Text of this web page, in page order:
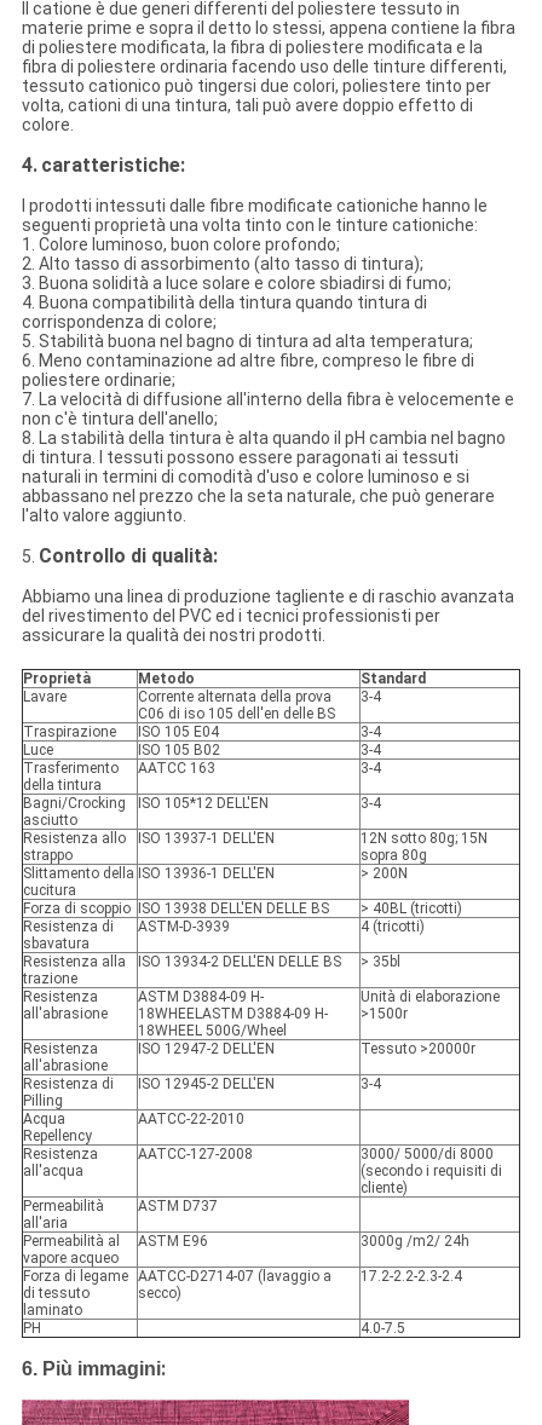
Il catione è due generi differenti del poliestere tessuto in
materie prime e sopra il detto lo stessi, appena contiene la fibra
di poliestere modificata, la fibra di poliestere modificata e la
fibra di poliestere ordinaria facendo uso delle tinture differenti,
tessuto cationico può tingersi due colori, poliestere tinto per
volta, cationi di una tintura, tali può avere doppio effetto di
colore.
4. caratteristiche:
I prodotti intessuti dalle fibre modificate cationiche hanno le
seguenti proprietà una volta tinto con le tinture cationiche:
1. Colore luminoso, buon colore profondo;
2. Alto tasso di assorbimento (alto tasso di tintura);
3. Buona solidità a luce solare e colore sbiadirsi di fumo;
4. Buona compatibilità della tintura quando tintura di
corrispondenza di colore;
5. Stabilità buona nel bagno di tintura ad alta temperatura;
6. Meno contaminazione ad altre fibre, compreso le fibre di
poliestere ordinarie;
7. La velocità di diffusione all'interno della fibra è velocemente e
non c'è tintura dell'anello;
8. La stabilità della tintura è alta quando il pH cambia nel bagno
di tintura. I tessuti possono essere paragonati ai tessuti
naturali in termini di comodità d'uso e colore luminoso e si
abbassano nel prezzo che la seta naturale, che può generare
l'alto valore aggiunto.
5. Controllo di qualità:
Abbiamo una linea di produzione tagliente e di raschio avanzata
del rivestimento del PVC ed i tecnici professionisti per
assicurare la qualità dei nostri prodotti.
Proprietà Metodo
Standard
Lavare
Corrente alternata della prova
C06 di iso 105 dell'en delle BS
3-4
Traspirazione ISO 105 E04
3-4
Luce
ISO 105 B02
3-4
Trasferimento
della tintura
AATCC 163 3-4
Bagni/Crocking
asciutto
ISO 105*12 DELL'EN 3-4
Resistenza allo
strappo
ISO 13937-1 DELL'EN
12N sotto 80g; 15N
sopra 80g
Slittamento della
cucitura
ISO 13936-1 DELL'EN > 200N
Forza di scoppio ISO 13938 DELL'EN DELLE BS
> 40BL (tricotti)
Resistenza di
sbavatura
ASTM-D-3939 4 (tricotti)
Resistenza alla
trazione
ISO 13934-2 DELL'EN DELLE BS > 35bl
Resistenza
all'abrasione
ASTM D3884-09 H-
18WHEELASTM D3884-09 H-
18WHEEL 500G/Wheel
Unità di elaborazione
>1500r
Resistenza
all'abrasione
ISO 12947-2 DELL'EN Tessuto >20000r
Resistenza di
Pilling
ISO 12945-2 DELL'EN 3-4
Acqua
Repellency
AATCC-22-2010
Resistenza
all'acqua
AATCC-127-2008
3000/ 5000/di 8000
(secondo i requisiti di
cliente)
Permeabilità
all'aria
ASTM D737
Permeabilità al
vapore acqueo
ASTM E96 3000g /m2/ 24h
Forza di legame
di tessuto
laminato
AATCC-D2714-07 (lavaggio a
secco)
17.2-2.2-2.3-2.4
PH 4.0-7.5
6. Più immagini: